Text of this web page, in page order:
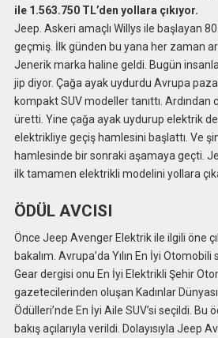
ile 1.563.750 TL’den yollara çıkıyor.
Jeep. Askeri amaçlı Willys ile başlayan
geçmiş. İlk günden bu yana her zaman
Jenerik marka haline geldi. Bugün
jip diyor. Çağa ayak uydurdu Avrupa
kompakt SUV modeller tanıttı.
üretti. Yine çağa ayak uydurup elektrik
elektrikliye geçiş hamlesini başlattı. Ve
hamlesinde bir sonraki aşamaya geçti.
ilk tamamen elektrikli modelini yollara
ÖDÜL AVCISI
Önce Jeep Avenger Elektrik ile ilgili öne
bakalım. Avrupa’da Yılın En İyi Otomobili
Gear dergisi onu En İyi Elektrikli Şehir
gazetecilerinden oluşan Kadınlar
Ödülleri’nde En İyi Aile SUV’si seçildi. Bu
bakış açılarıyla verildi. Dolayısıyla Jeep